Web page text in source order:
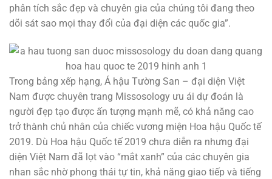
phân tích sắc đẹp và chuyên gia của chúng tôi đang theo
dõi sát sao mọi thay đổi của đại diện các quốc gia”.
Trong bảng xếp hạng, Á hậu Tường San – đại diện Việt
Nam được chuyên trang Missosology ưu ái dự đoán là
người đẹp tạo được ấn tượng mạnh mẽ, có khả năng cao
trở thành chủ nhân của chiếc vương miện Hoa hậu Quốc tế
2019. Dù Hoa hậu Quốc tế 2019 chưa diễn ra nhưng đại
diện Việt Nam đã lọt vào “mắt xanh” của các chuyên gia
nhan sắc nhờ phong thái tự tin, khả năng giao tiếp và tiếng